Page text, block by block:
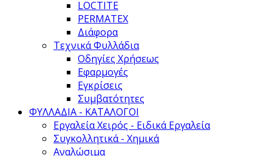
LOCTITE
PERMATEX
Διάφορα
Τεχνικά Φυλλάδια
Οδηγίες Χρήσεως
Εφαρμογές
Εγκρίσεις
Συμβατότητες
ΦΥΛΛΑΔΙΑ - ΚΑΤΑΛΟΓΟΙ
Εργαλεία Χειρός - Ειδικά Εργαλεία
Συγκολλητικά - Χημικά
Αναλώσιμα